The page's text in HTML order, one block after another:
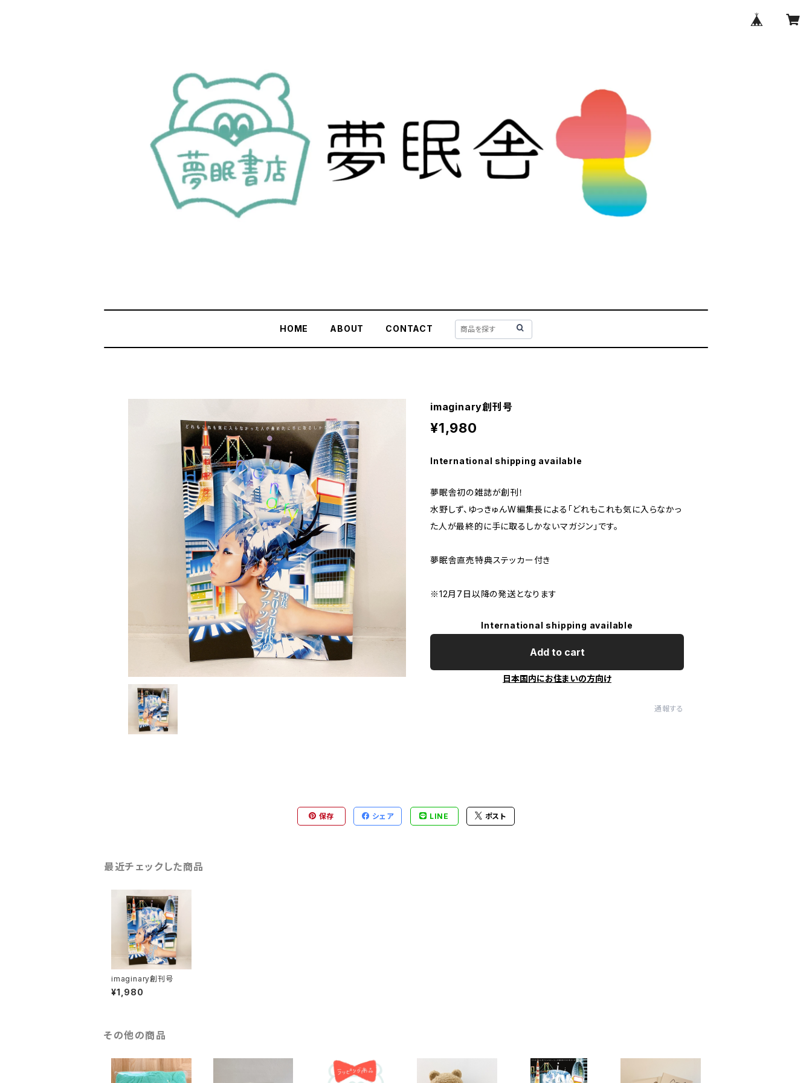
HOME ABOUT CONTACT
imaginary創刊号
¥1,980
International shipping available
夢眠舎初の雑誌が創刊！
水野しず、ゆっきゅんW編集長による「どれもこれも気に入らなかっ
た人が最終的に手に取るしかないマガジン」です。
夢眠舎直売特典ステッカー付き
※12月7日以降の発送となります
International shipping available
Add to cart
日本国内にお住まいの方向け
通報する
保存 シェア LINE ポスト
最近チェックした商品
imaginary創刊号
¥1,980
その他の商品